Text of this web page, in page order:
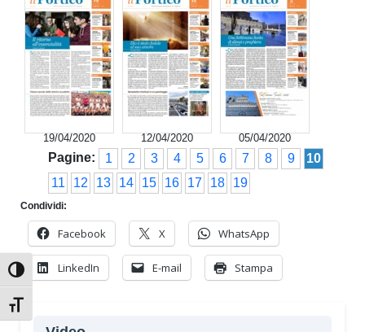
Attiva/disattiva alto contrasto
Attiva/disattiva dimensione testo
19/04/2020 12/04/2020 05/04/2020
Pagine: 1 2 3 4 5 6 7 8 9
10
11
12 13 14 15 16 17 18 19
Condividi:
Facebook X WhatsApp
LinkedIn E-mail Stampa